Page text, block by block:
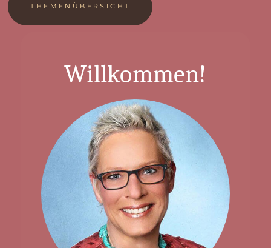
THEMENÜBERSICHT
Willkommen!